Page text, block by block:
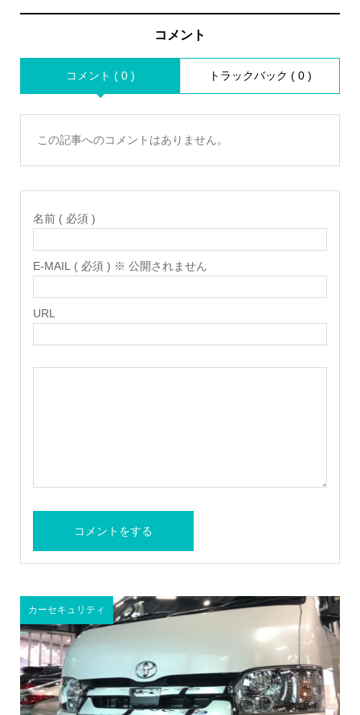
コメント
コメント ( 0 ) トラックバック ( 0 )
この記事へのコメントはありません。
名前 ( 必須 )
E-MAIL ( 必須 ) ※ 公開されません
URL
カーセキュリティ